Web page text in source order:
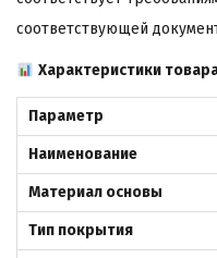
соответствующей
Характеристики
Параметр
Наименование
Материал основы
Тип покрытия